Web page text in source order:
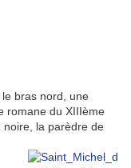
le bras nord, une
romane du XIIIème
noire, la parèdre de